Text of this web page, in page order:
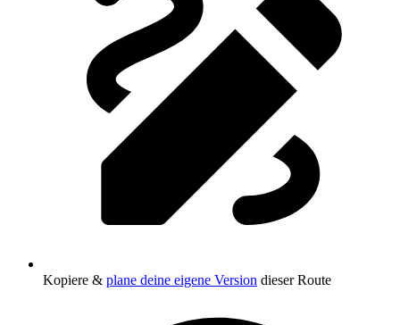
Kopiere & plane deine eigene Version dieser Route